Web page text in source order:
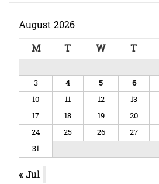
August 2026
M
T W T
3
4 5 6
10
11 12 13
17
18 19 20
24
25 26 27
31
« Jul